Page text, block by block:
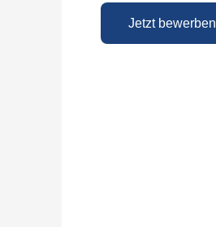
Jetzt bewerben